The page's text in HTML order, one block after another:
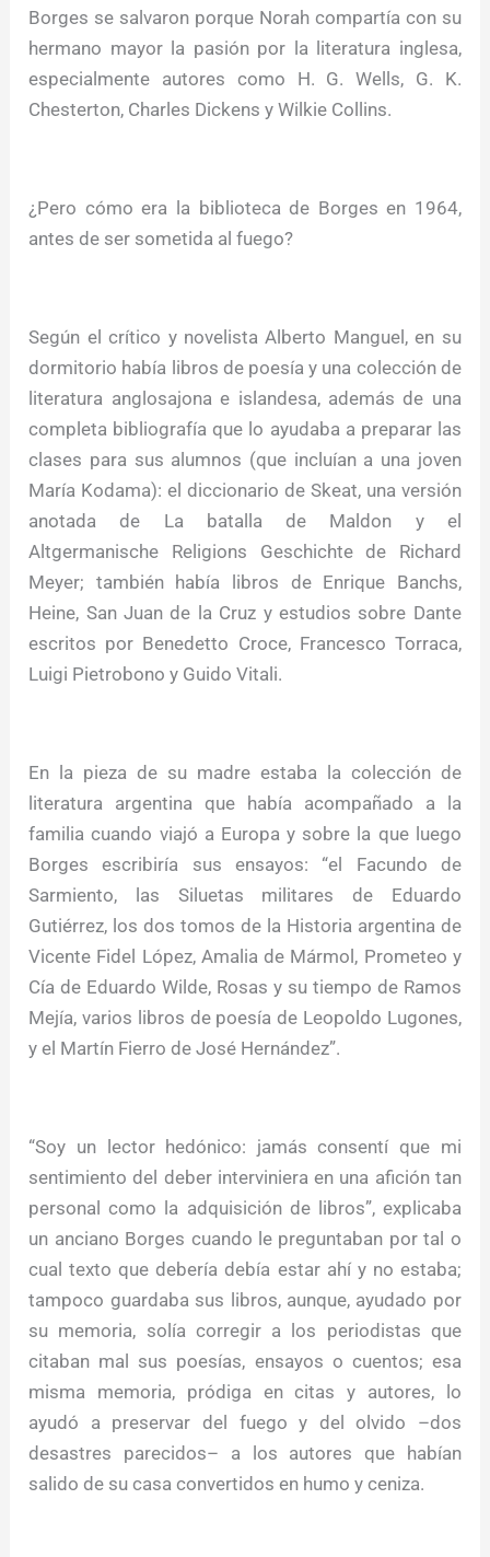
Borges se salvaron porque Norah compartía con su
hermano mayor la pasión por la literatura inglesa,
especialmente autores como H. G. Wells, G. K.
Chesterton, Charles Dickens y Wilkie Collins.
¿Pero cómo era la biblioteca de Borges en 1964,
antes de ser sometida al fuego?
Según el crítico y novelista Alberto Manguel, en su
dormitorio había libros de poesía y una colección de
literatura anglosajona e islandesa, además de una
completa bibliografía que lo ayudaba a preparar las
clases para sus alumnos (que incluían a una joven
María Kodama): el diccionario de Skeat, una versión
anotada de La batalla de Maldon y el
Altgermanische Religions Geschichte de Richard
Meyer; también había libros de Enrique Banchs,
Heine, San Juan de la Cruz y estudios sobre Dante
escritos por Benedetto Croce, Francesco Torraca,
Luigi Pietrobono y Guido Vitali.
En la pieza de su madre estaba la colección de
literatura argentina que había acompañado a la
familia cuando viajó a Europa y sobre la que luego
Borges escribiría sus ensayos: “el Facundo de
Sarmiento, las Siluetas militares de Eduardo
Gutiérrez, los dos tomos de la Historia argentina de
Vicente Fidel López, Amalia de Mármol, Prometeo y
Cía de Eduardo Wilde, Rosas y su tiempo de Ramos
Mejía, varios libros de poesía de Leopoldo Lugones,
y el Martín Fierro de José Hernández”.
“Soy un lector hedónico: jamás consentí que mi
sentimiento del deber interviniera en una afición tan
personal como la adquisición de libros”, explicaba
un anciano Borges cuando le preguntaban por tal o
cual texto que debería debía estar ahí y no estaba;
tampoco guardaba sus libros, aunque, ayudado por
su memoria, solía corregir a los periodistas que
citaban mal sus poesías, ensayos o cuentos; esa
misma memoria, pródiga en citas y autores, lo
ayudó a preservar del fuego y del olvido –dos
desastres parecidos– a los autores que habían
salido de su casa convertidos en humo y ceniza.